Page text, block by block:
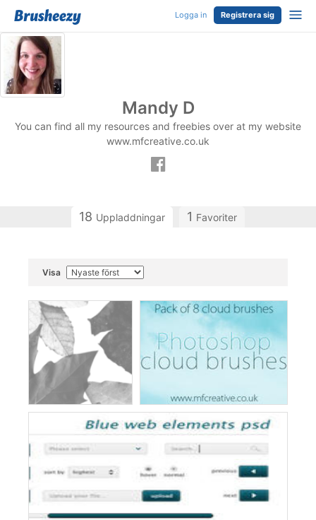
Logga in Registrera sig
Mandy D
You can find all my resources and freebies over at my website
www.mfcreative.co.uk
18 Uppladdningar 1 Favoriter
Visa